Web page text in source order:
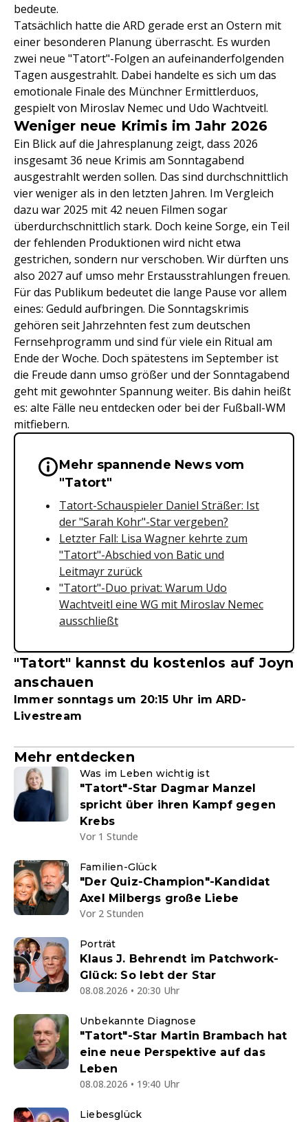
bedeute.
Tatsächlich hatte die ARD gerade erst an Ostern mit
einer besonderen Planung überrascht. Es wurden
zwei neue "Tatort"-Folgen an aufeinanderfolgenden
Tagen ausgestrahlt. Dabei handelte es sich um das
emotionale Finale des Münchner Ermittlerduos,
gespielt von Miroslav Nemec und Udo Wachtveitl.
Weniger neue Krimis im Jahr 2026
Ein Blick auf die Jahresplanung zeigt, dass 2026
insgesamt 36 neue Krimis am Sonntagabend
ausgestrahlt werden sollen. Das sind durchschnittlich
vier weniger als in den letzten Jahren. Im Vergleich
dazu war 2025 mit 42 neuen Filmen sogar
überdurchschnittlich stark. Doch keine Sorge, ein Teil
der fehlenden Produktionen wird nicht etwa
gestrichen, sondern nur verschoben. Wir dürften uns
also 2027 auf umso mehr Erstausstrahlungen freuen.
Für das Publikum bedeutet die lange Pause vor allem
eines: Geduld aufbringen. Die Sonntagskrimis
gehören seit Jahrzehnten fest zum deutschen
Fernsehprogramm und sind für viele ein Ritual am
Ende der Woche. Doch spätestens im September ist
die Freude dann umso größer und der Sonntagabend
geht mit gewohnter Spannung weiter. Bis dahin heißt
es: alte Fälle neu entdecken oder bei der Fußball-WM
mitfiebern.
Wichtige Hinweise &
Mehr spannende News vom
"Tatort"
Tatort-Schauspieler Daniel Sträßer: Ist
der "Sarah Kohr"-Star vergeben?
Letzter Fall: Lisa Wagner kehrte zum
"Tatort"-Abschied von Batic und
Leitmayr zurück
"Tatort"-Duo privat: Warum Udo
Wachtveitl eine WG mit Miroslav Nemec
ausschließt
"Tatort" kannst du kostenlos auf Joyn
anschauen
Immer sonntags um 20:15 Uhr im ARD-
Livestream
Mehr entdecken
Was im Leben wichtig ist
"Tatort"-Star Dagmar Manzel
spricht über ihren Kampf gegen
Krebs
Vor 1 Stunde
Familien-Glück
"Der Quiz-Champion"-Kandidat
Axel Milbergs große Liebe
Vor 2 Stunden
Porträt
Klaus J. Behrendt im Patchwork-
Glück: So lebt der Star
08.08.2026 • 20:30 Uhr
Unbekannte Diagnose
"Tatort"-Star Martin Brambach hat
eine neue Perspektive auf das
Leben
08.08.2026 • 19:40 Uhr
Liebesglück